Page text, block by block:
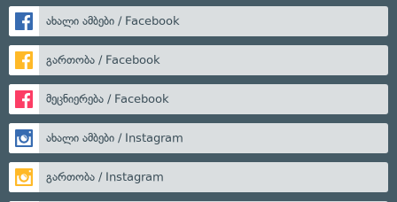
ახალი ამბები / Facebook
გართობა / Facebook
მეცნიერება / Facebook
ახალი ამბები / Instagram
გართობა / Instagram